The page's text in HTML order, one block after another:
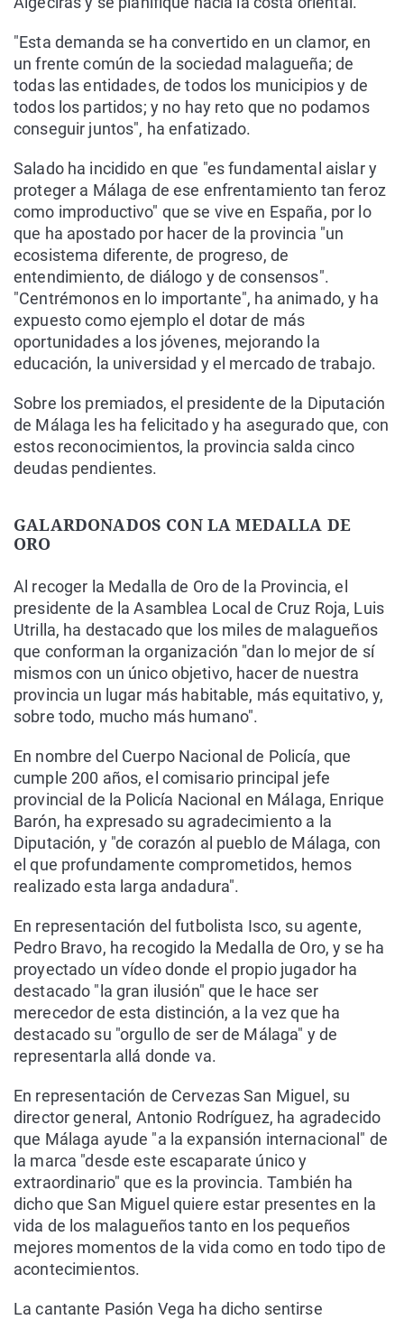
"Esta demanda se ha convertido en un clamor, en
un frente común de la sociedad malagueña; de
todas las entidades, de todos los municipios y de
todos los partidos; y no hay reto que no podamos
conseguir juntos", ha enfatizado.
Salado ha incidido en que "es fundamental aislar y
proteger a Málaga de ese enfrentamiento tan feroz
como improductivo" que se vive en España, por lo
que ha apostado por hacer de la provincia "un
ecosistema diferente, de progreso, de
entendimiento, de diálogo y de consensos".
"Centrémonos en lo importante", ha animado, y ha
expuesto como ejemplo el dotar de más
oportunidades a los jóvenes, mejorando la
educación, la universidad y el mercado de trabajo.
Sobre los premiados, el presidente de la Diputación
de Málaga les ha felicitado y ha asegurado que, con
estos reconocimientos, la provincia salda cinco
deudas pendientes.
GALARDONADOS CON LA MEDALLA DE
ORO
Al recoger la Medalla de Oro de la Provincia, el
presidente de la Asamblea Local de Cruz Roja, Luis
Utrilla, ha destacado que los miles de malagueños
que conforman la organización "dan lo mejor de sí
mismos con un único objetivo, hacer de nuestra
provincia un lugar más habitable, más equitativo, y,
sobre todo, mucho más humano".
En nombre del Cuerpo Nacional de Policía, que
cumple 200 años, el comisario principal jefe
provincial de la Policía Nacional en Málaga, Enrique
Barón, ha expresado su agradecimiento a la
Diputación, y "de corazón al pueblo de Málaga, con
el que profundamente comprometidos, hemos
realizado esta larga andadura".
En representación del futbolista Isco, su agente,
Pedro Bravo, ha recogido la Medalla de Oro, y se ha
proyectado un vídeo donde el propio jugador ha
destacado "la gran ilusión" que le hace ser
merecedor de esta distinción, a la vez que ha
destacado su "orgullo de ser de Málaga" y de
representarla allá donde va.
En representación de Cervezas San Miguel, su
director general, Antonio Rodríguez, ha agradecido
que Málaga ayude "a la expansión internacional" de
la marca "desde este escaparate único y
extraordinario" que es la provincia. También ha
dicho que San Miguel quiere estar presentes en la
vida de los malagueños tanto en los pequeños
mejores momentos de la vida como en todo tipo de
acontecimientos.
La cantante Pasión Vega ha dicho sentirse